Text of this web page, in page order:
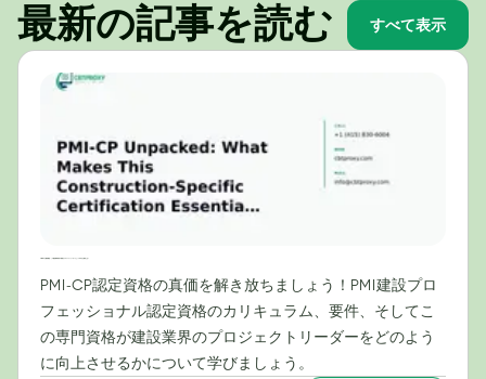
最新の記事を読む すべて表示
PMI-CP認定資格の真価を解き放ちましょう！PMI建設プロ
フェッショナル認定資格のカリキュラム、要件、そしてこ
の専門資格が建設業界のプロジェクトリーダーをどのよう
に向上させるかについて学びましょう。